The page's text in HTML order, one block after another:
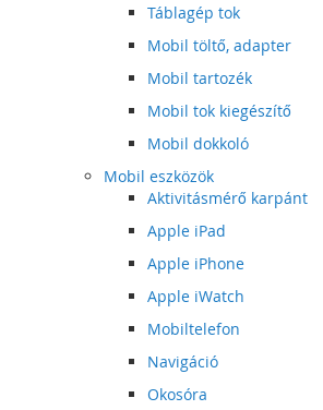
Táblagép tok
Mobil töltő, adapter
Mobil tartozék
Mobil tok kiegészítő
Mobil dokkoló
Mobil eszközök
Aktivitásmérő karpánt
Apple iPad
Apple iPhone
Apple iWatch
Mobiltelefon
Navigáció
Okosóra